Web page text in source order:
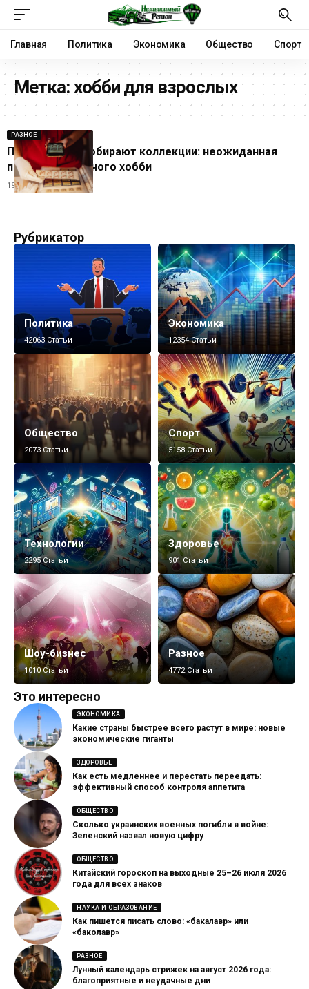
Главная Политика Экономика Общество Спорт
Метка: хобби для взрослых
РАЗНОЕ
Почему люди собирают коллекции: неожиданная
польза популярного хобби
19.06.2026
Рубрикатор
Политика
42063 Статьи
Экономика
12354 Статьи
Общество
2073 Статьи
Спорт
5158 Статьи
Технологии
2295 Статьи
Здоровье
901 Статьи
Шоу-бизнес
1010 Статьи
Разное
4772 Статьи
Это интересно
ЭКОНОМИКА
Какие страны быстрее всего растут в мире: новые
экономические гиганты
ЗДОРОВЬЕ
Как есть медленнее и перестать переедать:
эффективный способ контроля аппетита
ОБЩЕСТВО
Сколько украинских военных погибли в войне:
Зеленский назвал новую цифру
ОБЩЕСТВО
Китайский гороскоп на выходные 25–26 июля 2026
года для всех знаков
НАУКА И ОБРАЗОВАНИЕ
Как пишется писать слово: «бакалавр» или
«баколавр»
РАЗНОЕ
Лунный календарь стрижек на август 2026 года:
благоприятные и неудачные дни